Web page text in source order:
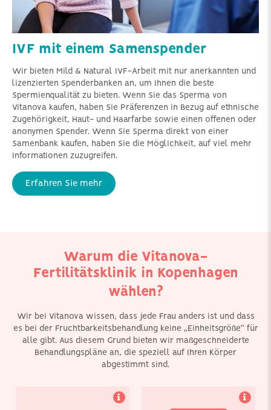
IVF mit einem Samenspender
Wir bieten Mild & Natural IVF-Arbeit mit nur anerkannten und
lizenzierten Spenderbanken an, um Ihnen die beste
Spermienqualität zu bieten. Wenn Sie das Sperma von
Vitanova kaufen, haben Sie Präferenzen in Bezug auf ethnische
Zugehörigkeit, Haut- und Haarfarbe sowie einen offenen oder
anonymen Spender. Wenn Sie Sperma direkt von einer
Samenbank kaufen, haben Sie die Möglichkeit, auf viel mehr
Informationen zuzugreifen.
Erfahren Sie mehr
Warum die Vitanova-
Fertilitätsklinik in Kopenhagen
wählen?
Wir bei Vitanova wissen, dass jede Frau anders ist und dass
es bei der Fruchtbarkeitsbehandlung keine „Einheitsgröße“ für
alle gibt. Aus diesem Grund bieten wir maßgeschneiderte
Behandlungspläne an, die speziell auf Ihren Körper
abgestimmt sind.
als 15 Jahre Erfahrung
darin, Patientinnen aus
ganz Europa den Zugang
Traum von einem Kind zu
erfüllen.
beide Partnerinnen voll
einbezogen werden
wollen, und wir werden
Sie beide bei jedem
Schritt unterstützen.